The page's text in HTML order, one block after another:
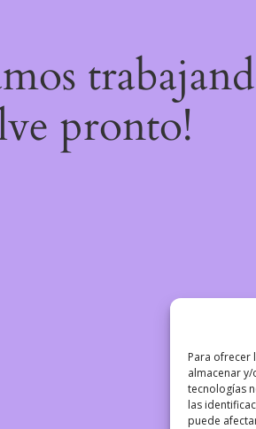
Para ofrecer
almacenar
tecnologías
las
puede
pronto!